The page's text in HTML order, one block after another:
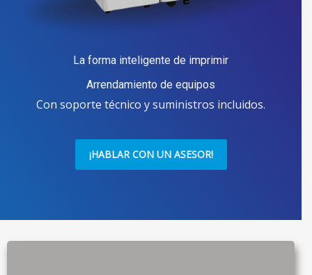
La forma inteligente de imprimir
Arrendamiento de equipos
Con soporte técnico y suministros incluidos.
¡HABLAR CON UN ASESOR!